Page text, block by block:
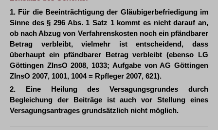
1. Für die Beeinträchtigung der Gläubigerbefriedigung im
Sinne des § 296 Abs. 1 Satz 1 kommt es nicht darauf an,
ob nach Abzug von Verfahrenskosten noch ein pfändbarer
Betrag verbleibt, vielmehr ist entscheidend, dass
überhaupt ein pfändbarer Betrag verbleibt (ebenso LG
Göttingen ZInsO 2008, 1033; Aufgabe von AG Göttingen
ZInsO 2007, 1001, 1004 = Rpfleger 2007, 621).
2. Eine Heilung des Versagungsgrundes durch
Begleichung der Beiträge ist auch vor Stellung eines
Versagungsantrages grundsätzlich nicht möglich.